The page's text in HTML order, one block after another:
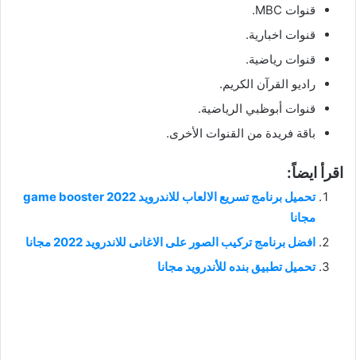
قنوات MBC.
قنوات اخبارية.
قنوات رياضية.
راديو القرآن الكريم.
قنوات أبوظبي الرياضية.
باقة فريدة من القنوات الأخرى.
اقرأ ايضاً:
تحميل برنامج تسريع الالعاب للاندرويد 2022 game booster
مجانا
افضل برنامج تركيب الصور على الاغانى للاندرويد 2022 مجانا
تحميل تطبيق بنده للأندرويد مجانا